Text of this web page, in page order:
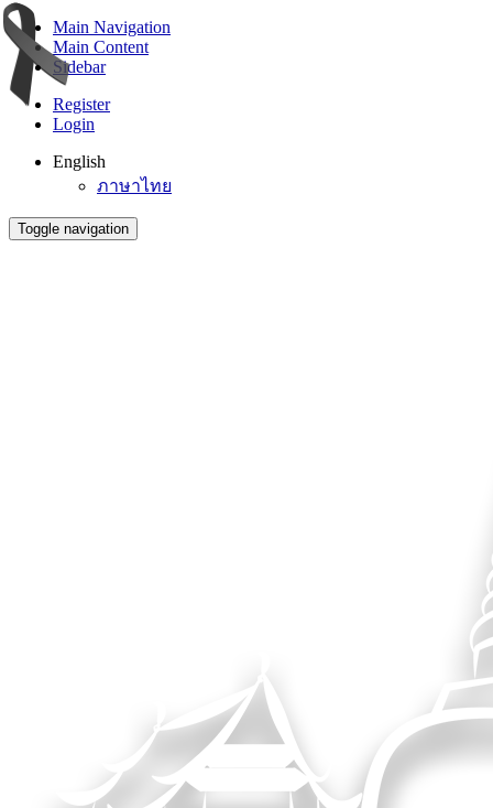
Main Navigation
Main Content
Sidebar
Register
Login
English
ภาษาไทย
Toggle navigation